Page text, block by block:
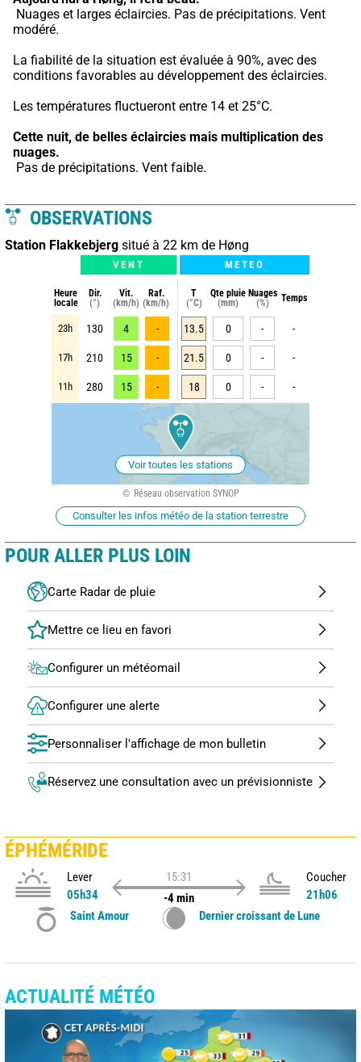
modéré.
La fiabilité de la situation est évaluée à 90%, avec des
conditions favorables au développement des éclaircies.
Les températures fluctueront entre 14 et 25°C.
Cette nuit, de belles éclaircies mais multiplication des
nuages.
Pas de précipitations. Vent faible.
OBSERVATIONS
Station Flakkebjerg situé à 22 km de Høng
VENT METEO
Heure
locale
Dir.
(°)
Vit.
(km/h)
Raf.
(km/h)
T
(°C)
Qte pluie
(mm)
Nuages
(%)
Temps
23h 130 4 - 13.5 0 - -
17h 210 15 - 21.5 0 - -
11h 280 15 - 18 0 - -
Voir toutes les stations
Réseau observation SYNOP
Consulter les infos météo de la station terrestre
POUR ALLER PLUS LOIN
Carte Radar de pluie
Configurer un météomail
Configurer une alerte
Personnaliser l'affichage de mon bulletin
Réservez une consultation avec un prévisionniste
ÉPHÉMÉRIDE
Lever
05h34
15:31
-4 min
Coucher
21h06
Saint Amour
Dernier croissant de Lune
ACTUALITÉ MÉTÉO